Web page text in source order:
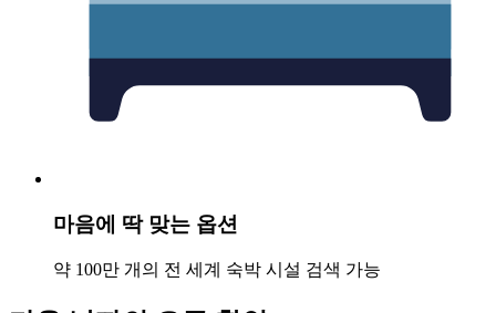
마음에 딱 맞는 옵션
약 100만 개의 전 세계 숙박 시설 검색 가능